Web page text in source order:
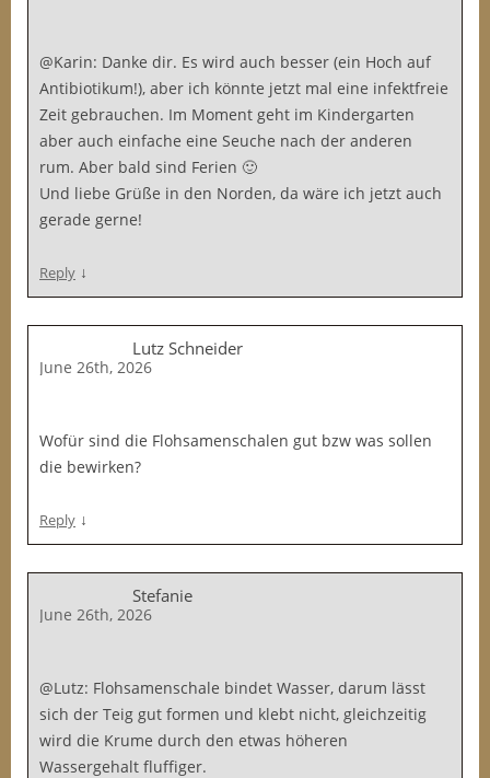
@Karin: Danke dir. Es wird auch besser (ein Hoch auf
Antibiotikum!), aber ich könnte jetzt mal eine infektfreie
Zeit gebrauchen. Im Moment geht im Kindergarten
aber auch einfache eine Seuche nach der anderen
rum. Aber bald sind Ferien 🙂
Und liebe Grüße in den Norden, da wäre ich jetzt auch
gerade gerne!
Reply ↓
Lutz Schneider
June 26th, 2026
Wofür sind die Flohsamenschalen gut bzw was sollen
die bewirken?
Reply ↓
Stefanie
June 26th, 2026
@Lutz: Flohsamenschale bindet Wasser, darum lässt
sich der Teig gut formen und klebt nicht, gleichzeitig
wird die Krume durch den etwas höheren
Wassergehalt fluffiger.